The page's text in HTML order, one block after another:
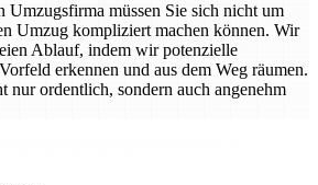
Umzugsfirma müssen Sie sich nicht um
Umzug kompliziert machen können. Wir
Ablauf, indem wir potenzielle
erkennen und aus dem Weg räumen.
nur ordentlich, sondern auch angenehm